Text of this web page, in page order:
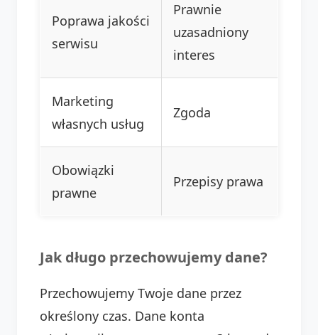
Poprawa jakości
serwisu
Prawnie
uzasadniony
interes
Marketing
własnych usług
Zgoda
Obowiązki
prawne
Przepisy prawa
Jak długo przechowujemy dane?
Przechowujemy Twoje dane przez
określony czas. Dane konta